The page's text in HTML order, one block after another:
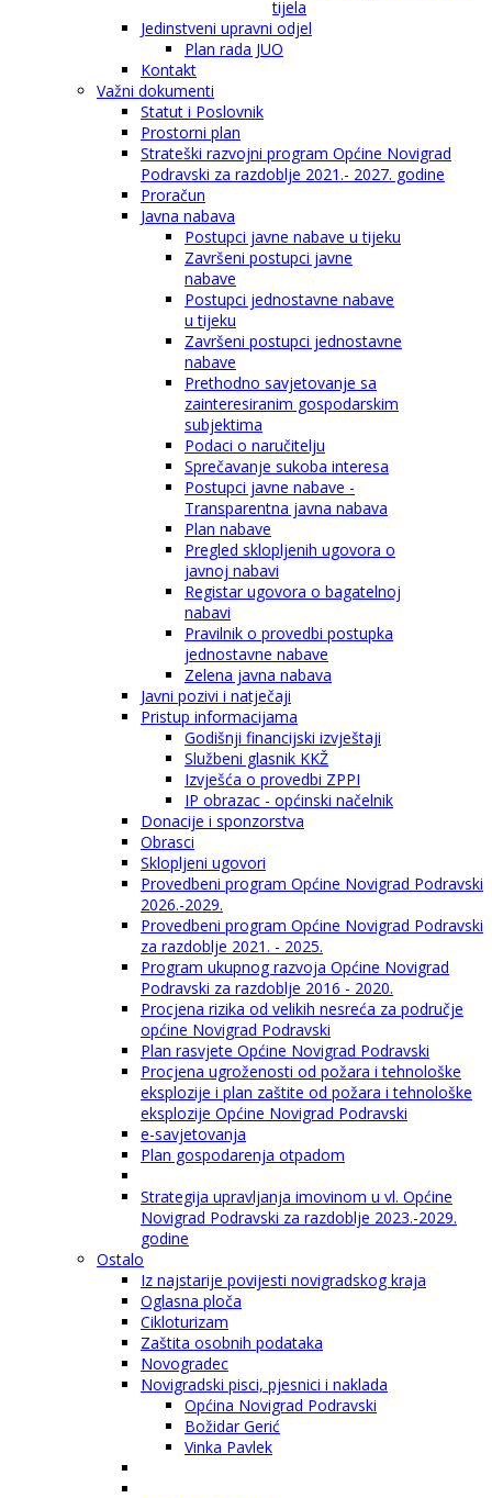
tijela
Jedinstveni upravni odjel
Plan rada JUO
Kontakt
Važni dokumenti
Statut i Poslovnik
Prostorni plan
Strateški razvojni program Općine Novigrad
Podravski za razdoblje 2021.- 2027. godine
Proračun
Javna nabava
Postupci javne nabave u tijeku
Završeni postupci javne
nabave
Postupci jednostavne nabave
u tijeku
Završeni postupci jednostavne
nabave
Prethodno savjetovanje sa
zainteresiranim gospodarskim
subjektima
Podaci o naručitelju
Sprečavanje sukoba interesa
Postupci javne nabave -
Transparentna javna nabava
Plan nabave
Pregled sklopljenih ugovora o
javnoj nabavi
Registar ugovora o bagatelnoj
nabavi
Pravilnik o provedbi postupka
jednostavne nabave
Zelena javna nabava
Javni pozivi i natječaji
Pristup informacijama
Godišnji financijski izvještaji
Službeni glasnik KKŽ
Izvješća o provedbi ZPPI
IP obrazac - općinski načelnik
Donacije i sponzorstva
Obrasci
Sklopljeni ugovori
Provedbeni program Općine Novigrad Podravski
2026.-2029.
Provedbeni program Općine Novigrad Podravski
za razdoblje 2021. - 2025.
Program ukupnog razvoja Općine Novigrad
Podravski za razdoblje 2016 - 2020.
Procjena rizika od velikih nesreća za područje
općine Novigrad Podravski
Plan rasvjete Općine Novigrad Podravski
Procjena ugroženosti od požara i tehnološke
eksplozije i plan zaštite od požara i tehnološke
eksplozije Općine Novigrad Podravski
e-savjetovanja
Plan gospodarenja otpadom
Strategija upravljanja imovinom u vl. Općine
Novigrad Podravski za razdoblje 2023.-2029.
godine
Ostalo
Iz najstarije povijesti novigradskog kraja
Oglasna ploča
Cikloturizam
Zaštita osobnih podataka
Novogradec
Novigradski pisci, pjesnici i naklada
Općina Novigrad Podravski
Božidar Gerić
Vinka Pavlek